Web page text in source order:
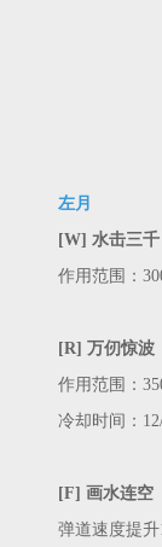
左月
[W] 水击三千
作用范围：
[R] 万仞惊波
作用范围：
冷却时间：
[F] 画水连空
弹道速度提升